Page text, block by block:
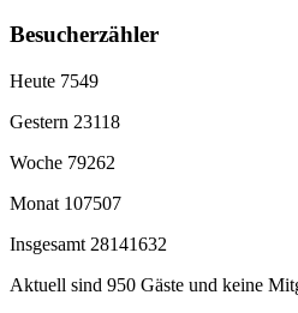
Besucherzähler
Heute 7549
Gestern 23118
Woche 79262
Monat 107507
Insgesamt 28141632
Aktuell sind 950 Gäste und keine